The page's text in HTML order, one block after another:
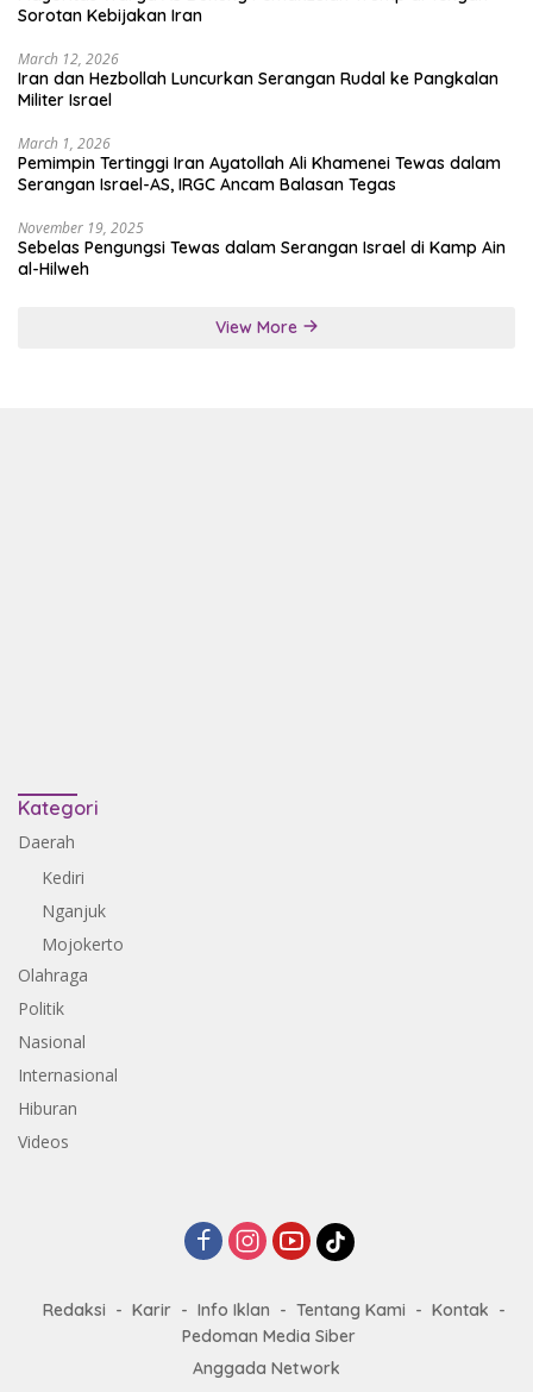
Sorotan Kebijakan Iran
March 12, 2026
Iran dan Hezbollah Luncurkan Serangan Rudal ke Pangkalan
Militer Israel
March 1, 2026
Pemimpin Tertinggi Iran Ayatollah Ali Khamenei Tewas dalam
Serangan Israel-AS, IRGC Ancam Balasan Tegas
November 19, 2025
Sebelas Pengungsi Tewas dalam Serangan Israel di Kamp Ain
al-Hilweh
View More
Kategori
Daerah
Kediri
Nganjuk
Mojokerto
Olahraga
Politik
Nasional
Internasional
Hiburan
Videos
Redaksi Karir Info Iklan Tentang Kami
Kontak
Pedoman Media Siber
Anggada Network